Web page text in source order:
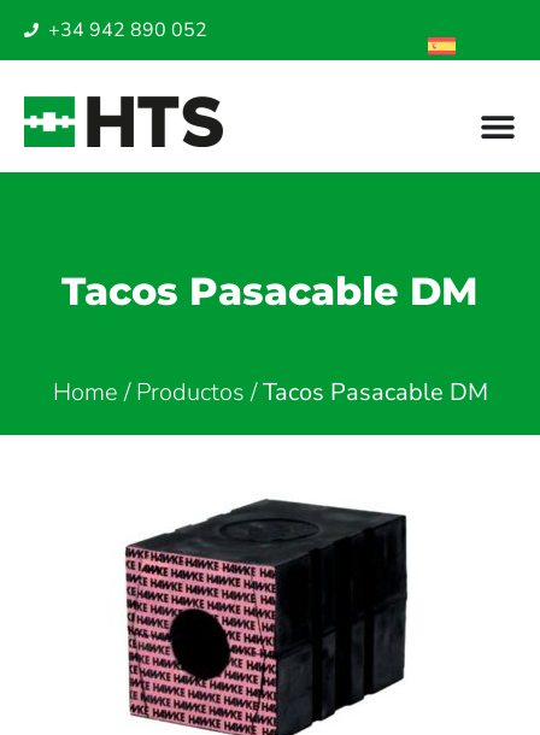
+34 942 890 052
Tacos Pasacable DM
Home/Productos/Tacos Pasacable DM